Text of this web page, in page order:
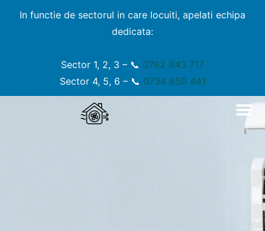
In functie de sectorul in care locuiti, apelati echipa
dedicata:
Sector 1, 2, 3 – 📞 0762 843 717
Sector 4, 5, 6 – 📞 0734 850 441